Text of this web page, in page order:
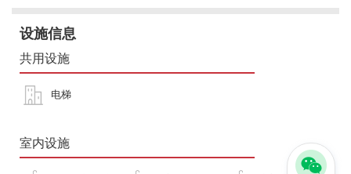
设施信息
共用设施
电梯
室内设施